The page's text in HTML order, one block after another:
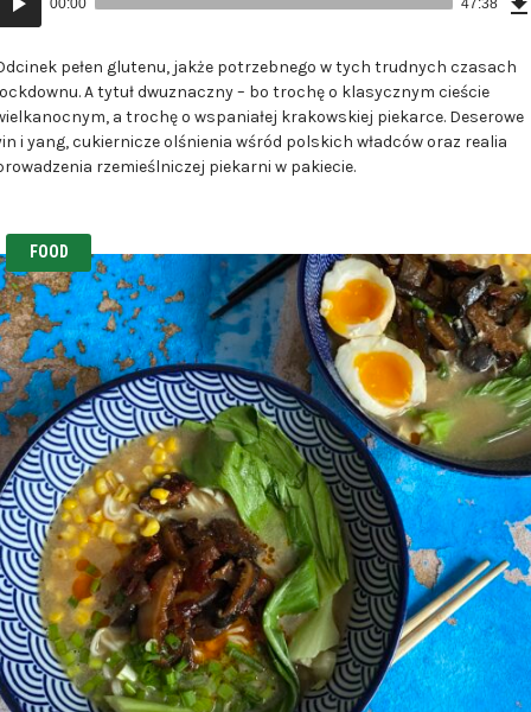
00:00 47:38
pełen glutenu, jakże potrzebnego w tych trudnych czasach
A tytuł dwuznaczny – bo trochę o klasycznym cieście
a trochę o wspaniałej krakowskiej piekarce. Deserowe
i yang, cukiernicze olśnienia wśród polskich władców oraz realia
rzemieślniczej piekarni w pakiecie.
FOOD